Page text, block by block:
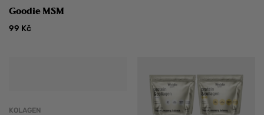
Goodie MSM
99 Kč
KOLAGEN